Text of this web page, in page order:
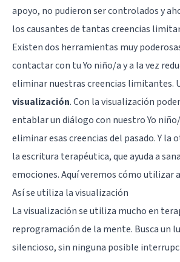
apoyo, no pudieron ser controlados y
los causantes de tantas creencias
Existen dos herramientas muy
contactar con tu Yo niño/a y a la vez
eliminar nuestras creencias limitantes.
visualización. Con la visualización
entablar un diálogo con nuestro Yo
eliminar esas creencias del pasado. Y la
la escritura terapéutica, que ayuda a
emociones. Aquí veremos cómo utilizar
Así se utiliza la visualización
La visualización se utiliza mucho en
reprogramación de la mente. Busca un
silencioso, sin ninguna posible